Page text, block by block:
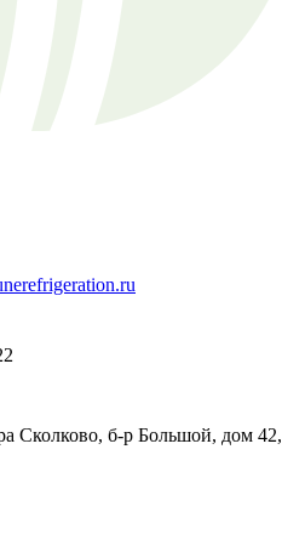
Сколково, б-р Большой, дом 42,